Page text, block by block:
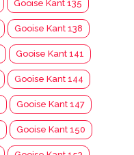
Gooise Kant 135
Gooise Kant 138
Gooise Kant 141
Gooise Kant 144
Gooise Kant 147
Gooise Kant 150